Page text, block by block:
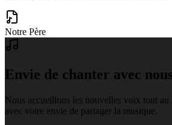
Notre Père
Envie de chanter avec
Nous accueillons les nouvelles voix tout au
avec votre envie de partager la musique.